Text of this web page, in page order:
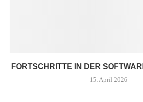
FORTSCHRITTE IN DER
15. April 2026